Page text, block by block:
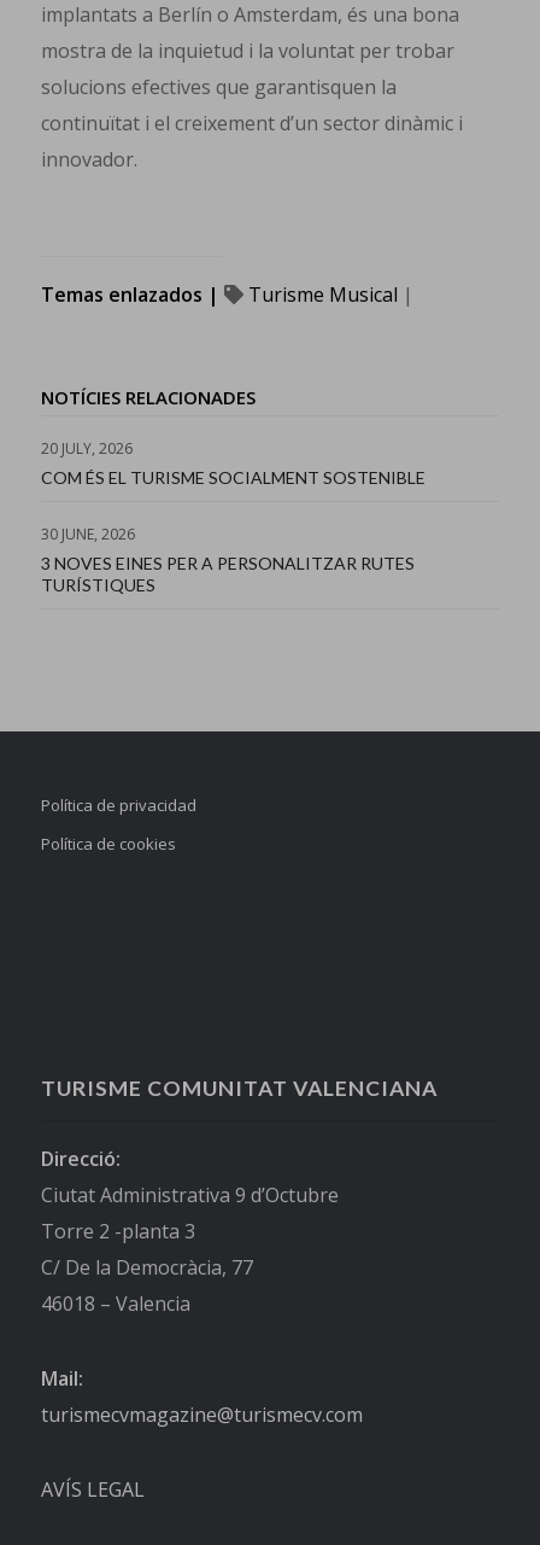
implantats a Berlín o Amsterdam, és una bona
mostra de la inquietud i la voluntat per trobar
solucions efectives que garantisquen la
continuïtat i el creixement d’un sector dinàmic i
innovador.
Temas enlazados | Turisme Musical |
NOTÍCIES RELACIONADES
20 JULY, 2026
COM ÉS EL TURISME SOCIALMENT SOSTENIBLE
30 JUNE, 2026
3 NOVES EINES PER A PERSONALITZAR RUTES
TURÍSTIQUES
Política de privacidad
Política de cookies
TURISME COMUNITAT VALENCIANA
Direcció:
Ciutat Administrativa 9 d’Octubre
Torre 2 -planta 3
C/ De la Democràcia, 77
46018 – Valencia
Mail:
turismecvmagazine@turismecv.com
AVÍS LEGAL